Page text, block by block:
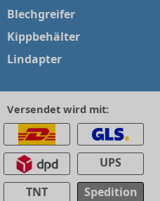
Blechgreifer
Kippbehälter
Lindapter
Versendet wird mit:
UPS
TNT
Spedition